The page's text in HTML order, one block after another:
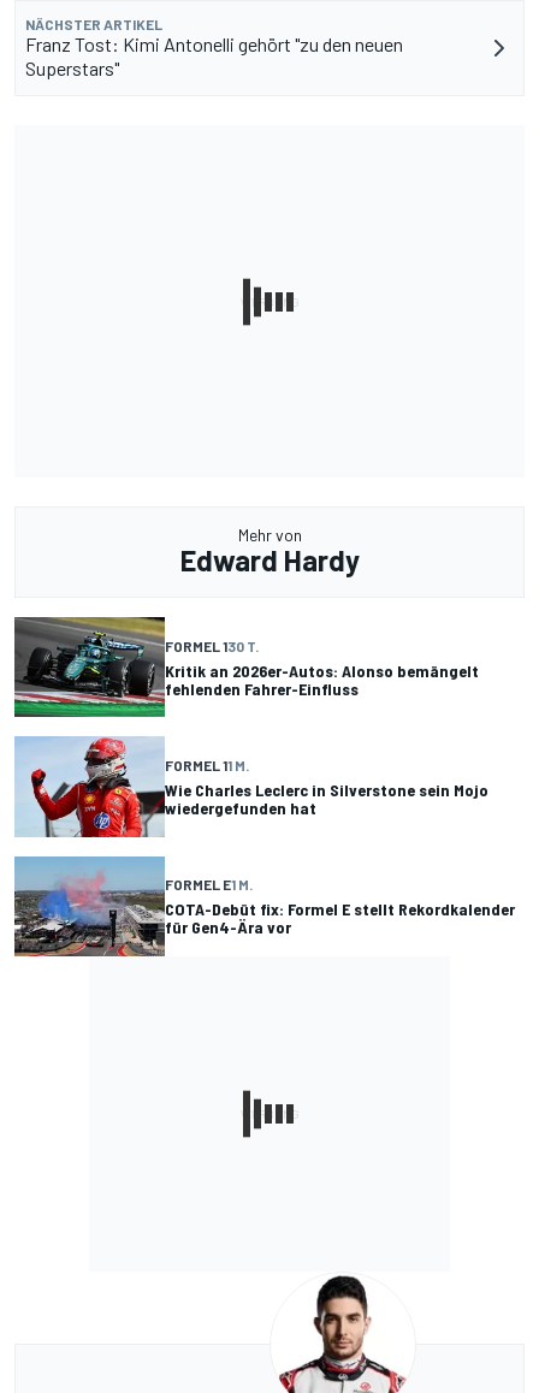
NÄCHSTER ARTIKEL
Franz Tost: Kimi Antonelli gehört "zu den neuen
Superstars"
Mehr von
Edward Hardy
FORMEL 130 T.
Kritik an 2026er-Autos: Alonso bemängelt
fehlenden Fahrer-Einfluss
FORMEL 11 M.
Wie Charles Leclerc in Silverstone sein Mojo
wiedergefunden hat
FORMEL E1 M.
COTA-Debüt fix: Formel E stellt Rekordkalender
für Gen4-Ära vor